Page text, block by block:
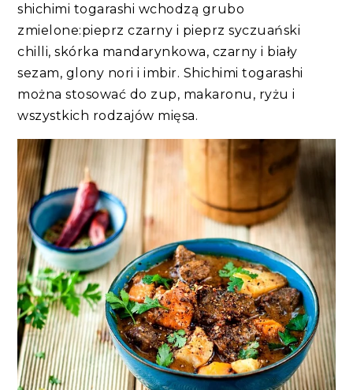
shichimi togarashi wchodzą grubo
zmielone:pieprz czarny i pieprz syczuański
chilli, skórka mandarynkowa, czarny i biały
sezam, glony nori i imbir. Shichimi togarashi
można stosować do zup, makaronu, ryżu i
wszystkich rodzajów mięsa.